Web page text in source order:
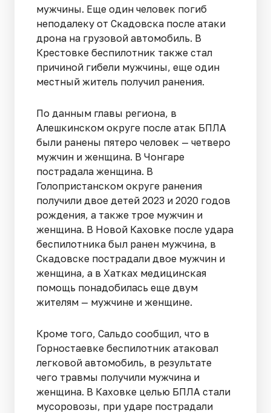
мужчины. Еще один человек погиб
неподалеку от Скадовска после атаки
дрона на грузовой автомобиль. В
Крестовке беспилотник также стал
причиной гибели мужчины, еще один
местный житель получил ранения.
По данным главы региона, в
Алешкинском округе после атак БПЛА
были ранены пятеро человек — четверо
мужчин и женщина. В Чонгаре
пострадала женщина. В
Голопристанском округе ранения
получили двое детей 2023 и 2020 годов
рождения, а также трое мужчин и
женщина. В Новой Каховке после удара
беспилотника был ранен мужчина, в
Скадовске пострадали двое мужчин и
женщина, а в Хатках медицинская
помощь понадобилась еще двум
жителям — мужчине и женщине.
Кроме того, Сальдо сообщил, что в
Горностаевке беспилотник атаковал
легковой автомобиль, в результате
чего травмы получили мужчина и
женщина. В Каховке целью БПЛА стали
мусоровозы, при ударе пострадали